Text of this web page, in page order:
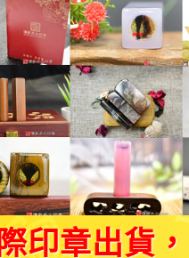
印章出貨